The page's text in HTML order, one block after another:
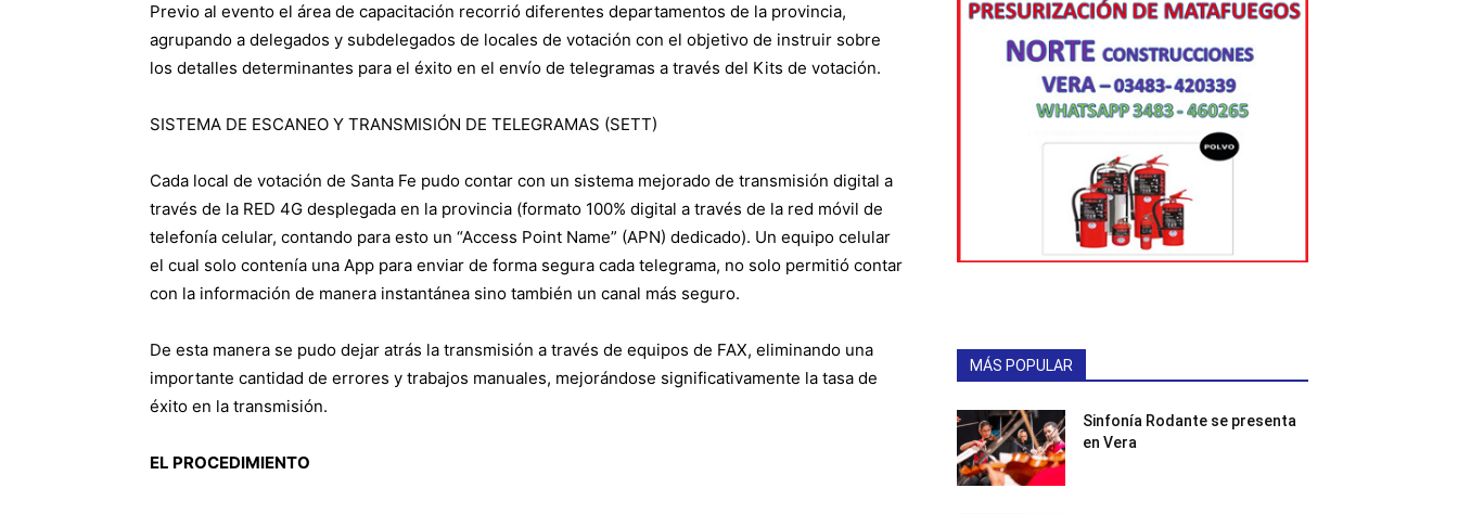
Previo al evento el área de capacitación recorrió diferentes departamentos de la provincia,
agrupando a delegados y subdelegados de locales de votación con el objetivo de instruir sobre
los detalles determinantes para el éxito en el envío de telegramas a través del Kits de votación.
SISTEMA DE ESCANEO Y TRANSMISIÓN DE TELEGRAMAS (SETT)
Cada local de votación de Santa Fe pudo contar con un sistema mejorado de transmisión digital a
través de la RED 4G desplegada en la provincia (formato 100% digital a través de la red móvil de
telefonía celular, contando para esto un “Access Point Name” (APN) dedicado). Un equipo celular
el cual solo contenía una App para enviar de forma segura cada telegrama, no solo permitió contar
con la información de manera instantánea sino también un canal más seguro.
De esta manera se pudo dejar atrás la transmisión a través de equipos de FAX, eliminando una
importante cantidad de errores y trabajos manuales, mejorándose significativamente la tasa de
éxito en la transmisión.
EL PROCEDIMIENTO
MÁS POPULAR
Sinfonía Rodante se presenta
en Vera